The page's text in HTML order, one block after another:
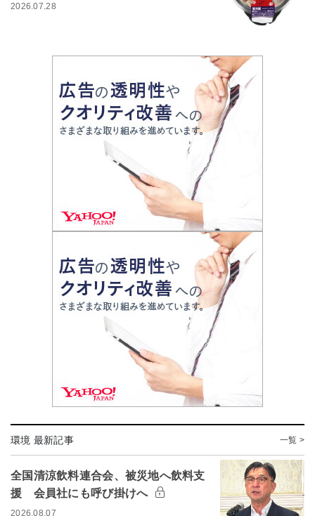
2026.07.28
環境 最新記事 一覧 >
全国清涼飲料連合会、被災地へ飲料支
援 会員社にも呼び掛けへ
2026.08.07